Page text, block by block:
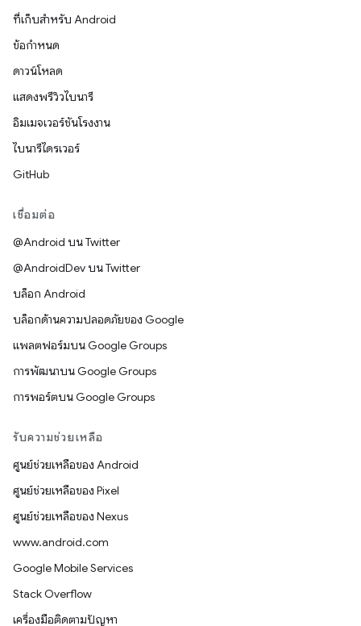
ที่เก็บสำหรับ Android
ข้อกำหนด
ดาวน์โหลด
แสดงพรีวิวไบนารี
อิมเมจเวอร์ชันโรงงาน
ไบนารีไดรเวอร์
GitHub
เชื่อมต่อ
@Android บน Twitter
@AndroidDev บน Twitter
บล็อก Android
บล็อกด้านความปลอดภัยของ Google
แพลตฟอร์มบน Google Groups
การพัฒนาบน Google Groups
การพอร์ตบน Google Groups
รับความช่วยเหลือ
ศูนย์ช่วยเหลือของ Android
ศูนย์ช่วยเหลือของ Pixel
ศูนย์ช่วยเหลือของ Nexus
www.android.com
Google Mobile Services
Stack Overflow
เครื่องมือติดตามปัญหา